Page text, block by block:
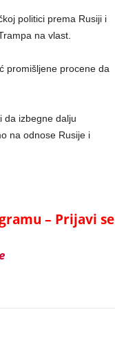
politici prema Rusiji i
na vlast.
promišljene procene da
da izbegne dalju
na odnose Rusije i
– Prijavi se